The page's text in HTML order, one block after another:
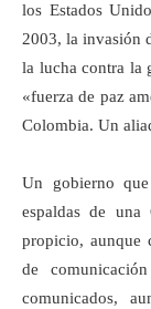
los Estados
2003, la invasión
la lucha contra la
«fuerza de paz
Colombia. Un
Un gobierno
espaldas de una
propicio, aunque
de
comunicados,